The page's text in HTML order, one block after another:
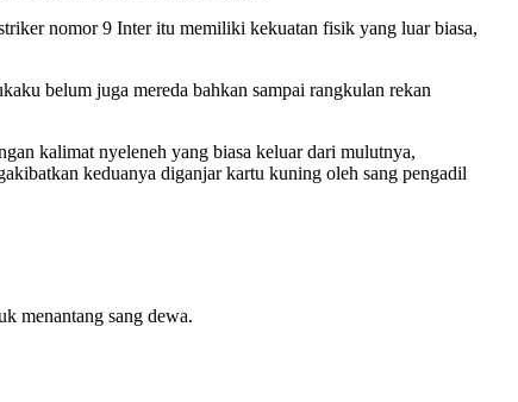
nomor 9 Inter itu memiliki kekuatan fisik yang luar biasa,
belum juga mereda bahkan sampai rangkulan rekan
kalimat nyeleneh yang biasa keluar dari mulutnya,
keduanya diganjar kartu kuning oleh sang pengadil
menantang sang dewa.